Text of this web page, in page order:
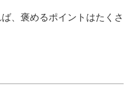
、褒めるポイントはたくさ